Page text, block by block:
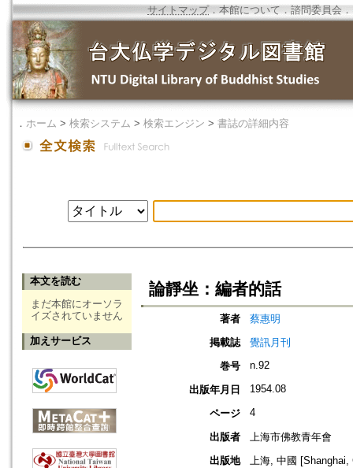
サイトマップ．本館について ． 諮問委員会 ．
． ホーム > 検索システム > 検索エンジン > 書誌の詳細内容
本文を読む
まだ本館にオーソラ
イズされていません
加えサービス
論靜坐：編者的話
著者
蔡惠明
掲載誌
覺訊月刊
巻号
n.92
出版年月日 1954.08
ページ 4
出版者
上海市佛教青年會
出版地
上海, 中國 [Shanghai,